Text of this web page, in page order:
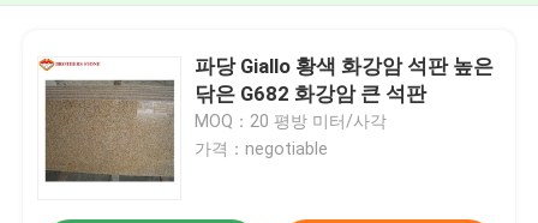
파당 Giallo 황색 화강암 석판 높은
닦은 G682 화강암 큰 석판
MOQ：20 평방 미터/사각
가격：negotiable